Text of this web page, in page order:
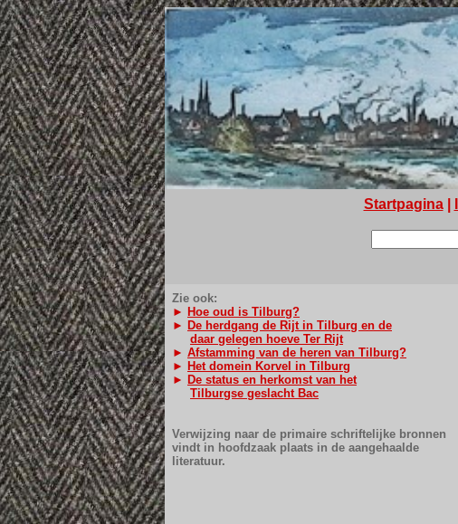
Startpagina|
Zie ook:
► Hoe oud is Tilburg?
► De herdgang de Rijt in Tilburg en de
daar gelegen hoeve Ter Rijt
► Afstamming van de heren van Tilburg?
► Het domein Korvel in Tilburg
► De status en herkomst van het
Tilburgse geslacht Bac
Verwijzing naar de primaire schriftelijke bronnen
vindt in hoofdzaak plaats in de aangehaalde
literatuur.